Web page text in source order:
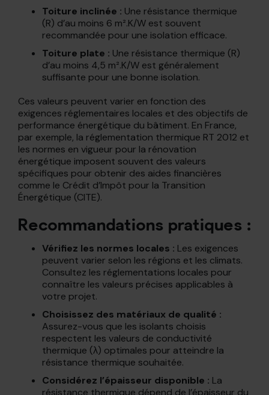
Toiture inclinée : Une résistance thermique
(R) d’au moins 6 m².K/W est souvent
recommandée pour une isolation efficace.
Toiture plate : Une résistance thermique (R)
d’au moins 4,5 m².K/W est généralement
suffisante pour une bonne isolation.
Ces valeurs peuvent varier en fonction des
exigences réglementaires locales et des objectifs de
performance énergétique du bâtiment. En France,
par exemple, la réglementation thermique RT 2012 et
les normes en vigueur pour la rénovation
énergétique imposent souvent des valeurs
spécifiques pour obtenir des aides financières
comme le Crédit d’Impôt pour la Transition
Énergétique (CITE).
Recommandations pratiques :
Vérifiez les normes locales : Les exigences
peuvent varier selon les régions et les climats.
Consultez les réglementations locales pour
connaître les valeurs précises applicables à
votre projet.
Choisissez des matériaux de qualité :
Assurez-vous que les isolants choisis
respectent les valeurs de conductivité
thermique (λ) optimales pour atteindre la
résistance thermique souhaitée.
Considérez l’épaisseur disponible : La
résistance thermique dépend de l’épaisseur du